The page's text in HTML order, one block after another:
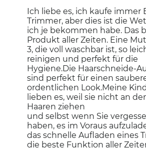
Sternen.
Ich liebe es, ich kaufe immer
Trimmer, aber dies ist die
ich je bekommen habe. Das
Produkt aller Zeiten. Eine
3, die voll waschbar ist, so
reinigen und perfekt für die
Hygiene.Die Haarschneide-
sind perfekt für einen
ordentlichen Look.Meine
lieben es, weil sie nicht an
Haaren ziehen
und selbst wenn Sie
haben, es im Voraus
das schnelle Aufladen eines
die beste Funktion aller